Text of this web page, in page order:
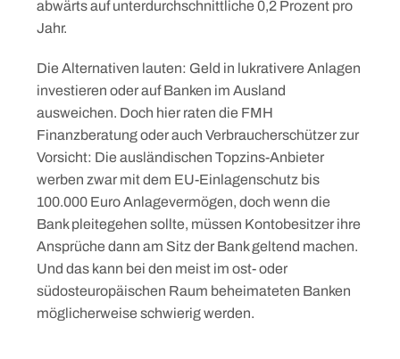
abwärts auf unterdurchschnittliche 0,2 Prozent pro
Jahr.
Die Alternativen lauten: Geld in lukrativere Anlagen
investieren oder auf Banken im Ausland
ausweichen. Doch hier raten die FMH
Finanzberatung oder auch Verbraucherschützer zur
Vorsicht: Die ausländischen Topzins-Anbieter
werben zwar mit dem EU-Einlagenschutz bis
100.000 Euro Anlagevermögen, doch wenn die
Bank pleitegehen sollte, müssen Kontobesitzer ihre
Ansprüche dann am Sitz der Bank geltend machen.
Und das kann bei den meist im ost- oder
südosteuropäischen Raum beheimateten Banken
möglicherweise schwierig werden.